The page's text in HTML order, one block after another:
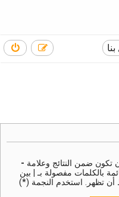
تكون ضمن النتائج وعلامة -
بالكلمات مفصولة بـ
بين
أن تظهر. استخدم النجمة (*)